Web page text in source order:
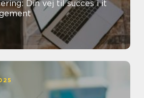
Din vej til succes i it